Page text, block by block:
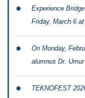
Experience
Friday, March 6
On Monday,
alumnus Dr.
TEKNOFEST